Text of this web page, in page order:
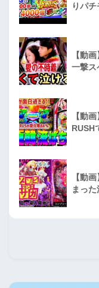
りパ
【動
一撃ス
【動
RUSH
【動
まった